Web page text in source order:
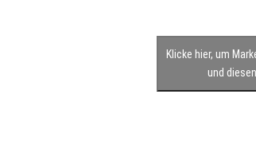
Klicke hier, um
und